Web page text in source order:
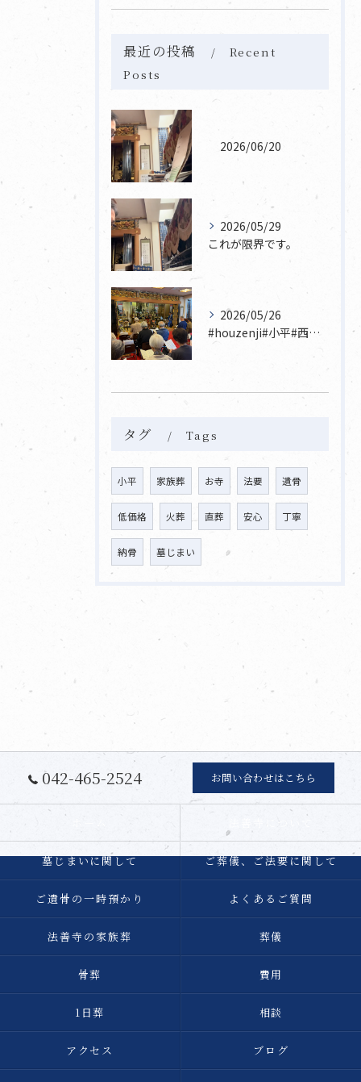
最近の投稿
Recent
Posts
2026/06/20
2026/05/29
これが限界です。
2026/05/26
#houzenji#小平#西東京市#東村山#立川市国分寺市寺...
タグ Tags
小平 家族葬 お寺 法要 遺骨
低価格 火葬 直葬 安心 丁寧
納骨 墓じまい
042-465-2524 お問い合わせはこちら
墓じまいに関して ご葬儀、ご法要に関して
ご遺骨の一時預かり よくあるご質問
法善寺の家族葬 葬儀
骨葬 費用
1日葬 相談
アクセス ブログ